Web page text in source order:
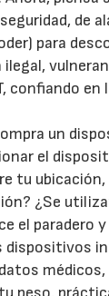
de
para
confiando en
un
el
tu
¿Se
el paradero
dispositivos
médicos,